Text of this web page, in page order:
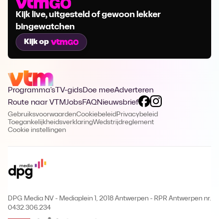
Kijk live, uitgesteld of gewoon lekker
bingewatchen
Kijk op
Programma's TV-gidsDoe meeAdverteren
Route naar VTMJobsFAQNieuwsbrief
GebruiksvoorwaardenCookiebeleid Privacybeleid
ToegankelijkheidsverklaringWedstrijdreglement
Cookie instellingen
DPG Media NV - Mediaplein 1, 2018 Antwerpen - RPR Antwerpen nr.
0432.306.234